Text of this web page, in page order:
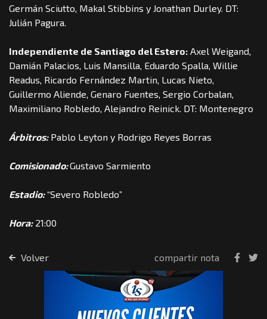
Germán Sciutto, Makal Stibbins y Jonathan Durley. DT:
Julián Pagura.
Independiente de Santiago del Estero: Axel Weigand,
Damián Palacios, Luis Mansilla, Eduardo Spalla, Willie
Readus, Ricardo Fernández Martin, Lucas Nieto,
Guillermo Aliende, Genaro Fuentes, Sergio Corbalan,
Maximiliano Robledo, Alejandro Reinick. DT: Montenegro
Árbitros:Pablo Leyton y Rodrigo Reyes Borras
Comisionado:Gustavo Sarmiento
Estadio:“Severo Robledo”
Hora:21:00
Volver compartir nota